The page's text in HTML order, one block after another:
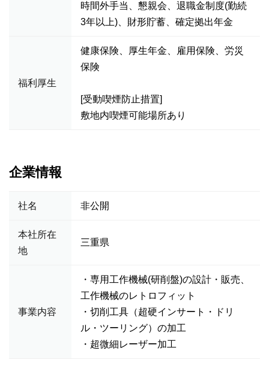
時間外手当、懇親会、退職金制度(勤続
3年以上)、財形貯蓄、確定拠出年金
福利厚生
健康保険、厚生年金、雇用保険、労災
保険
[受動喫煙防止措置]
敷地内喫煙可能場所あり
企業情報
社名 非公開
本社所在
地
三重県
事業内容
・専用工作機械(研削盤)の設計・販売、
工作機械のレトロフィット
・切削工具（超硬インサート・ドリ
ル・ツーリング）の加工
・超微細レーザー加工